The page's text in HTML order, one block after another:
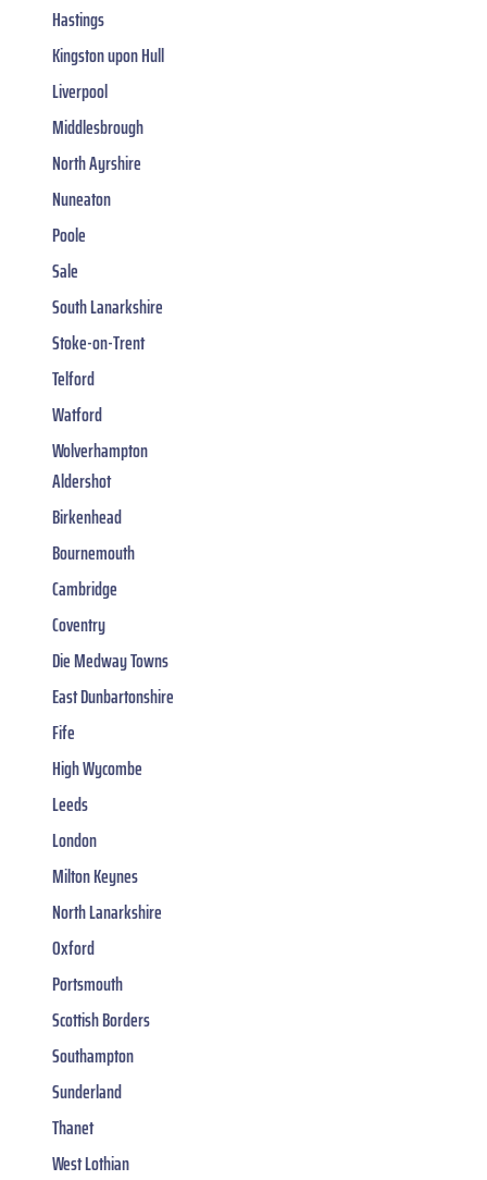
Hastings
Kingston upon Hull
Liverpool
Middlesbrough
North Ayrshire
Nuneaton
Poole
Sale
South Lanarkshire
Stoke-on-Trent
Telford
Watford
Wolverhampton
Aldershot
Birkenhead
Bournemouth
Cambridge
Coventry
Die Medway Towns
East Dunbartonshire
Fife
High Wycombe
Leeds
London
Milton Keynes
North Lanarkshire
Oxford
Portsmouth
Scottish Borders
Southampton
Sunderland
Thanet
West Lothian